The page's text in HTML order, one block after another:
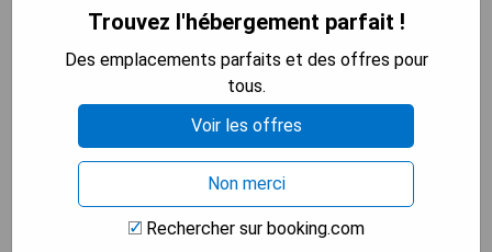
L'hôtel AS est situé dans un quartier résidentiel de
Zagreb, à 1,4 km du centre-ville. Toutes les
Trouvez l'hébergement parfait !
Des emplacements parfaits et des offres pour
tous.
Voir les offres
Non merci
Rechercher sur booking.com